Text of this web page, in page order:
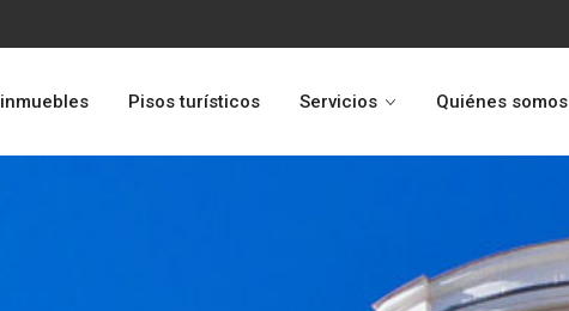
Pisos turísticos Servicios Quiénes somos